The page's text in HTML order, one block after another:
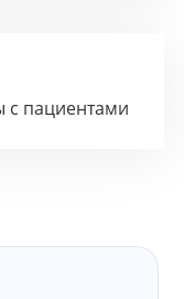
с пациентами